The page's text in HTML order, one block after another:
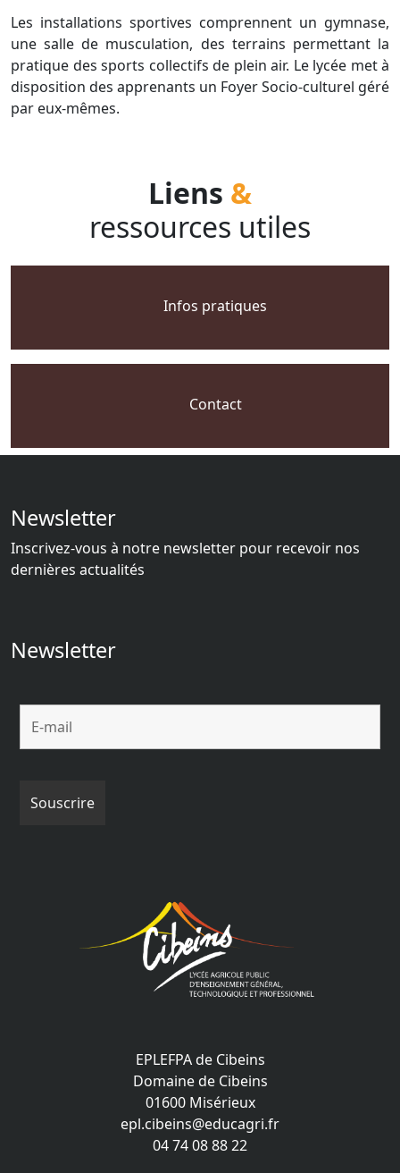
Les installations sportives comprennent un gymnase,
une salle de musculation, des terrains permettant la
pratique des sports collectifs de plein air. Le lycée met à
disposition des apprenants un Foyer Socio-culturel géré
par eux-mêmes.
Liens &
ressources utiles
Infos pratiques
Contact
Newsletter
Inscrivez-vous à notre newsletter pour recevoir nos
dernières actualités
Newsletter
EPLEFPA de Cibeins
Domaine de Cibeins
01600 Misérieux
epl.cibeins@educagri.fr
04 74 08 88 22